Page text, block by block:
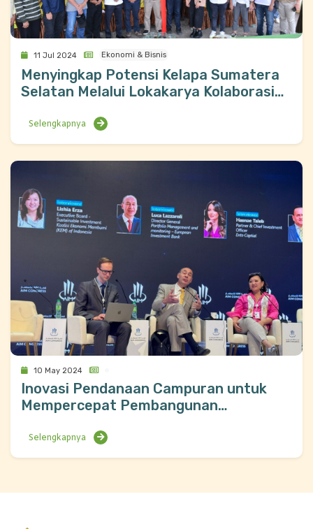
11 Jul 2024 Ekonomi & Bisnis
Menyingkap Potensi Kelapa Sumatera
Selatan Melalui Lokakarya Kolaborasi
Selengkapnya
10 May 2024
Inovasi Pendanaan Campuran untuk
Mempercepat Pembangunan
AIM Congress
Selengkapnya